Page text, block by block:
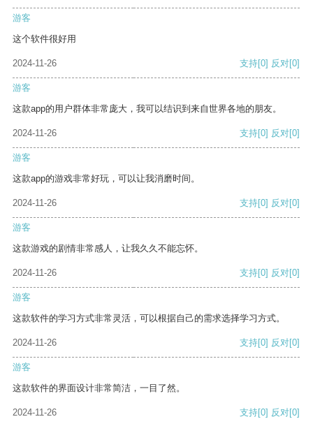
游客
这个软件很好用
2024-11-26 支持[0] 反对[0]
游客
这款app的用户群体非常庞大，我可以结识到来自世界各地的朋友。
2024-11-26 支持[0] 反对[0]
游客
这款app的游戏非常好玩，可以让我消磨时间。
2024-11-26 支持[0] 反对[0]
游客
这款游戏的剧情非常感人，让我久久不能忘怀。
2024-11-26 支持[0] 反对[0]
游客
这款软件的学习方式非常灵活，可以根据自己的需求选择学习方式。
2024-11-26 支持[0] 反对[0]
游客
这款软件的界面设计非常简洁，一目了然。
2024-11-26 支持[0] 反对[0]